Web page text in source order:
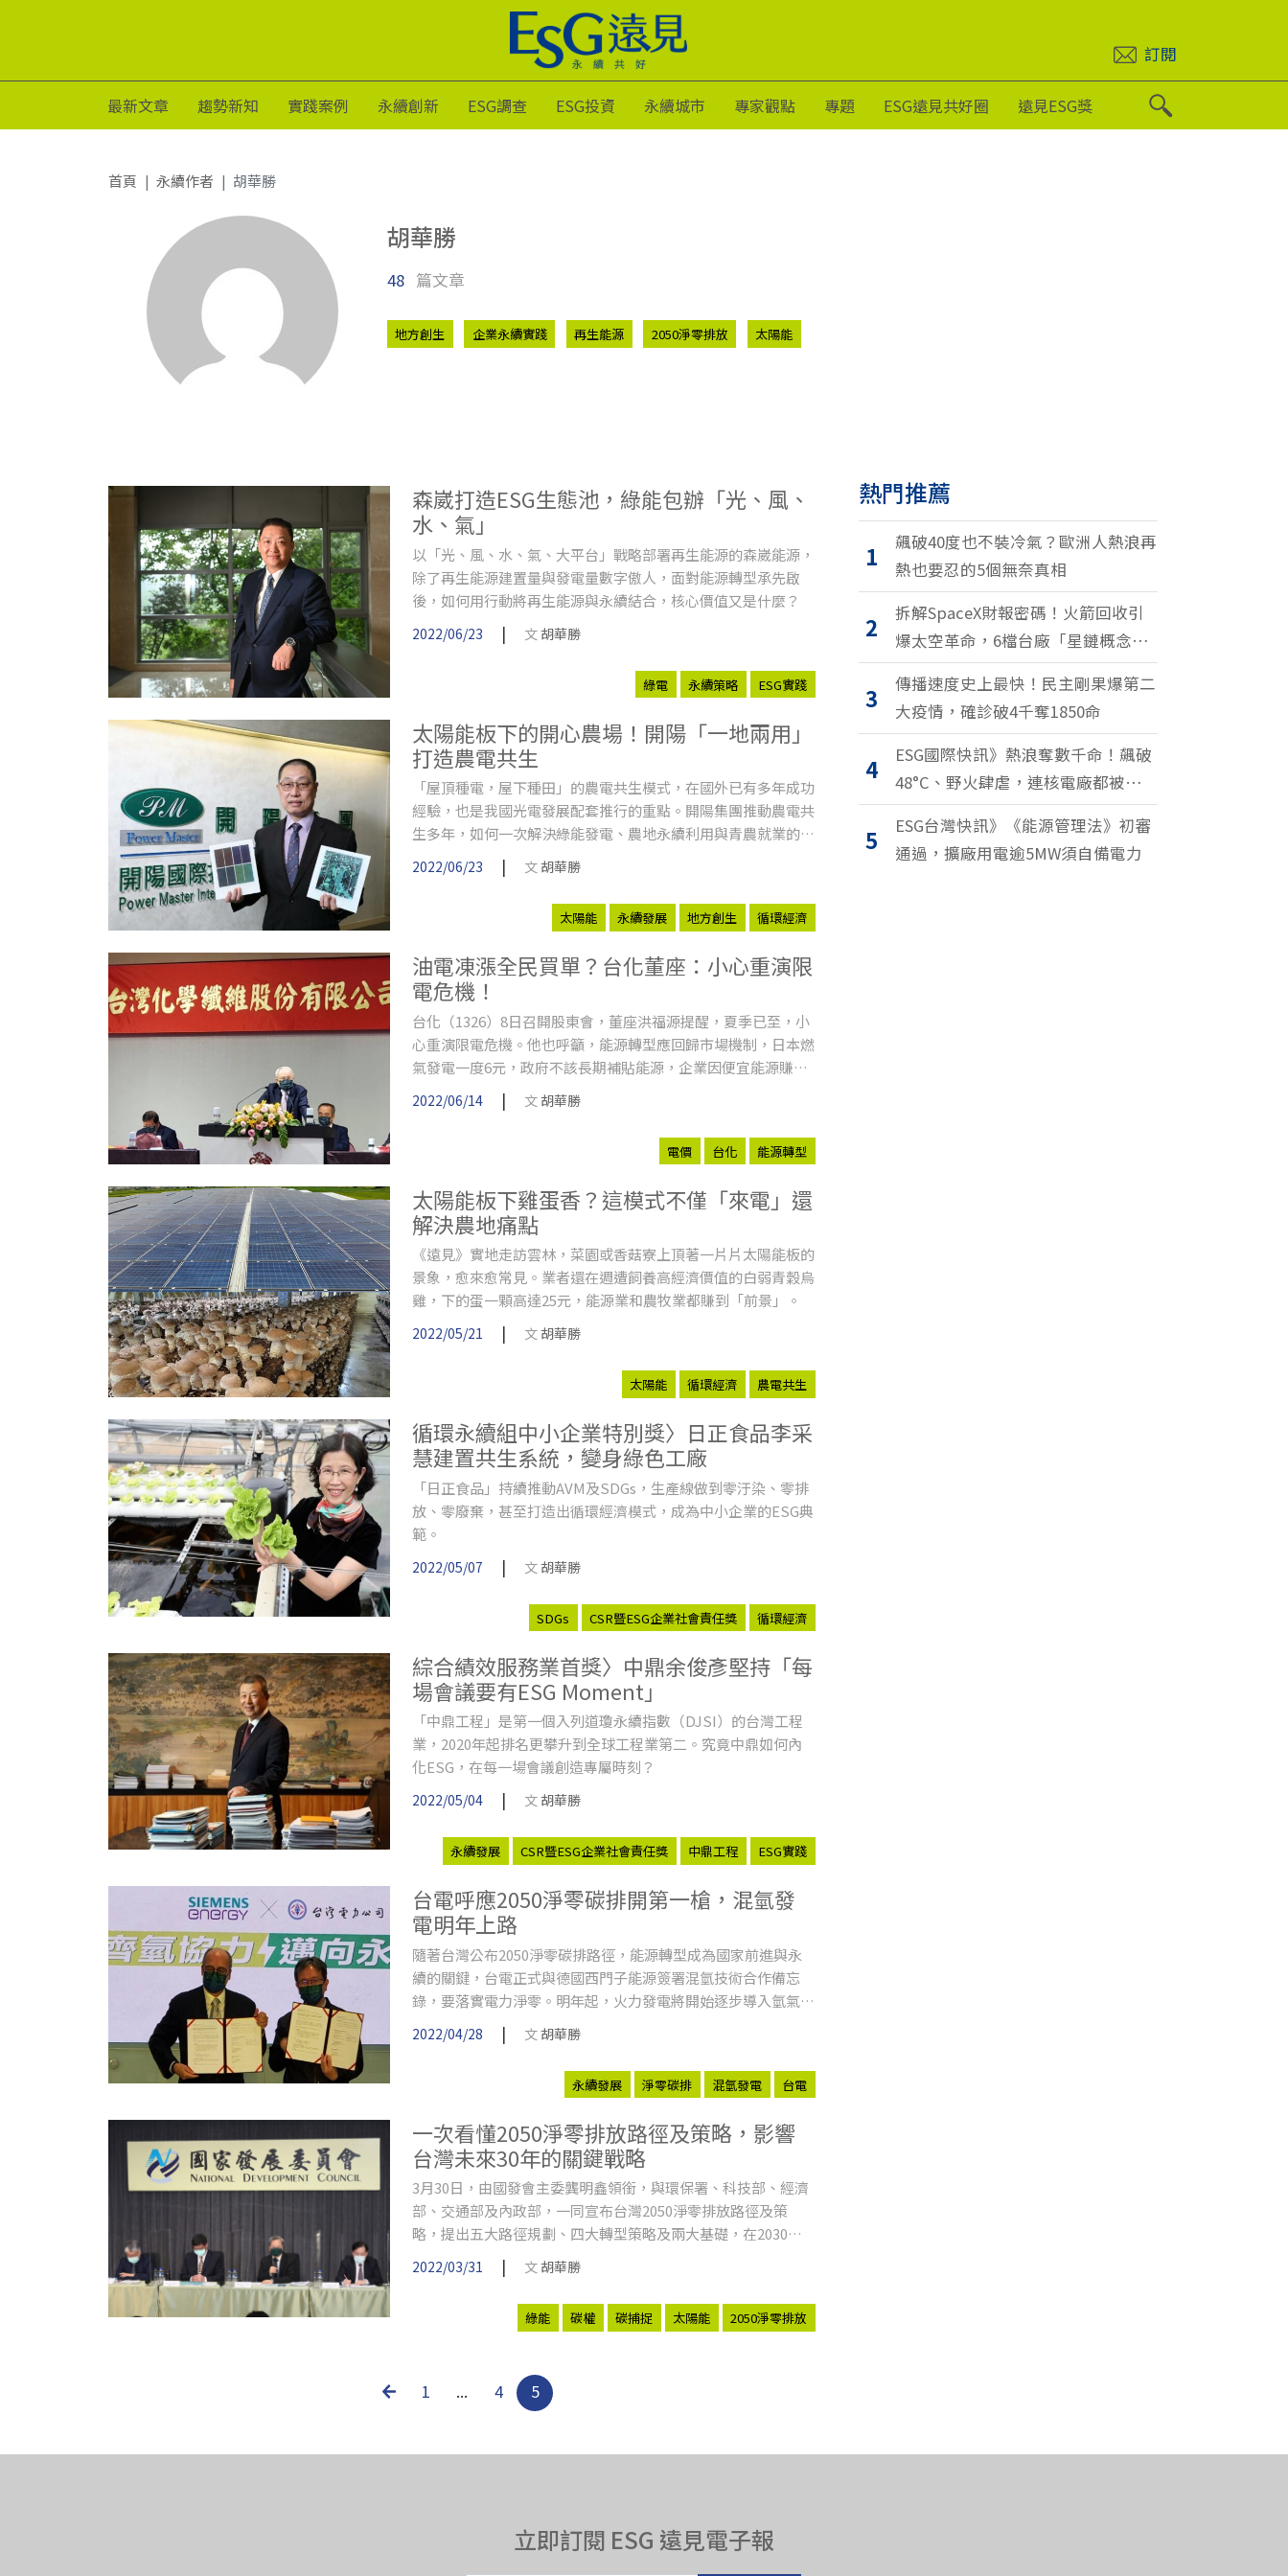
訂閱
最新文章 趨勢新知 實踐案例 永續創新 ESG調查 ESG投資 永續城市 專家觀點 專題 ESG遠見共好圈 遠見ESG獎
首頁 永續作者 胡華勝
胡華勝
48 篇文章
地方創生 企業永續實踐 再生能源 2050淨零排放 太陽能
森崴打造ESG生態池，綠能包辦「光、風、
水、氣」
以「光、風、水、氣、大平台」戰略部署再生能源的森崴能源，
除了再生能源建置量與發電量數字傲人，面對能源轉型承先啟
後，如何用行動將再生能源與永續結合，核心價值又是什麼？
2022/06/23 | 文胡華勝
綠電 永續策略 ESG實踐
太陽能板下的開心農場！開陽「一地兩用」
打造農電共生
「屋頂種電，屋下種田」的農電共生模式，在國外已有多年成功
經驗，也是我國光電發展配套推行的重點。開陽集團推動農電共
生多年，如何一次解決綠能發電、農地永續利用與青農就業的三
大問題？
2022/06/23 | 文胡華勝
太陽能 永續發展 地方創生 循環經濟
油電凍漲全民買單？台化董座：小心重演限
電危機！
台化（1326）8日召開股東會，董座洪福源提醒，夏季已至，小
心重演限電危機。他也呼籲，能源轉型應回歸市場機制，日本燃
氣發電一度6元，政府不該長期補貼能源，企業因便宜能源賺
錢，國家虧損卻由全民埋單。
2022/06/14 | 文胡華勝
電價 台化 能源轉型
太陽能板下雞蛋香？這模式不僅「來電」還
解決農地痛點
《遠見》實地走訪雲林，菜園或香菇寮上頂著一片片太陽能板的
景象，愈來愈常見。業者還在週遭飼養高經濟價值的白弱青穀烏
雞，下的蛋一顆高達25元，能源業和農牧業都賺到「前景」。
2022/05/21 | 文胡華勝
太陽能 循環經濟 農電共生
循環永續組中小企業特別獎〉日正食品李采
慧建置共生系統，變身綠色工廠
「日正食品」持續推動AVM及SDGs，生產線做到零汙染、零排
放、零廢棄，甚至打造出循環經濟模式，成為中小企業的ESG典
範。
2022/05/07 | 文胡華勝
SDGs CSR暨ESG企業社會責任獎 循環經濟
綜合績效服務業首獎〉中鼎余俊彥堅持「每
場會議要有ESG Moment」
「中鼎工程」是第一個入列道瓊永續指數（DJSI）的台灣工程
業，2020年起排名更攀升到全球工程業第二。究竟中鼎如何內
化ESG，在每一場會議創造專屬時刻？
2022/05/04 | 文胡華勝
永續發展 CSR暨ESG企業社會責任獎 中鼎工程 ESG實踐
台電呼應2050淨零碳排開第一槍，混氫發
電明年上路
隨著台灣公布2050淨零碳排路徑，能源轉型成為國家前進與永
續的關鍵，台電正式與德國西門子能源簽署混氫技術合作備忘
錄，要落實電力淨零。明年起，火力發電將開始逐步導入氫氣、
氨氣混燒，為零碳能源發展揭開新的里程。
2022/04/28 | 文胡華勝
永續發展 淨零碳排 混氫發電 台電
一次看懂2050淨零排放路徑及策略，影響
台灣未來30年的關鍵戰略
3月30日，由國發會主委龔明鑫領銜，與環保署、科技部、經濟
部、交通部及內政部，一同宣布台灣2050淨零排放路徑及策
略，提出五大路徑規劃、四大轉型策略及兩大基礎，在2030年
前編列9000億元預算執行八大計畫，要讓台灣在淨零碳排這一
項目，也與國際接軌。
2022/03/31 | 文胡華勝
綠能 碳權 碳捕捉 太陽能 2050淨零排放
1 ... 4 5
熱門推薦
1
飆破40度也不裝冷氣？歐洲人熱浪再
熱也要忍的5個無奈真相
2
拆解SpaceX財報密碼！火箭回收引
爆太空革命，6檔台廠「星鏈概念
股」搶紅利
3
傳播速度史上最快！民主剛果爆第二
大疫情，確診破4千奪1850命
4
ESG國際快訊》熱浪奪數千命！飆破
48°C、野火肆虐，連核電廠都被逼停
擺
5
ESG台灣快訊》《能源管理法》初審
通過，擴廠用電逾5MW須自備電力
立即訂閱 ESG 遠見電子報